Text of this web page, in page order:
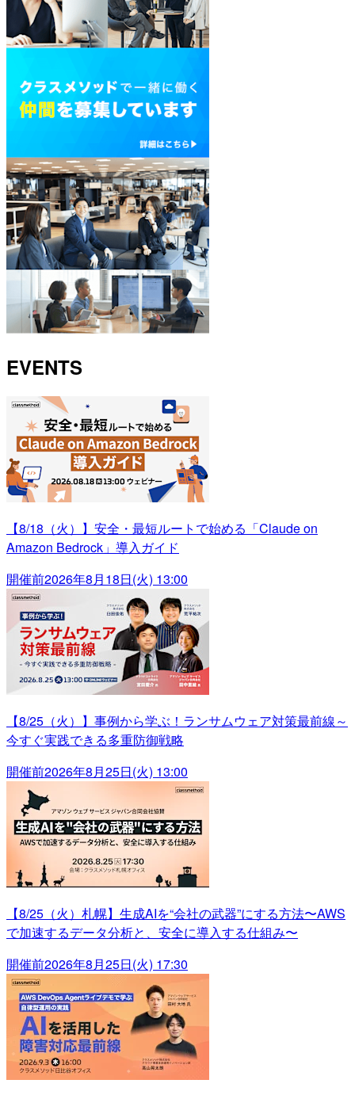
EVENTS
【8/18（火）】安全・最短ルートで始める「Claude on
Amazon Bedrock」導入ガイド
開催前2026年8月18日(火) 13:00
【8/25（火）】事例から学ぶ！ランサムウェア対策最前線～
今すぐ実践できる多重防御戦略
開催前2026年8月25日(火) 13:00
【8/25（火）札幌】生成AIを“会社の武器”にする方法〜AWS
で加速するデータ分析と、安全に導入する仕組み〜
開催前2026年8月25日(火) 17:30